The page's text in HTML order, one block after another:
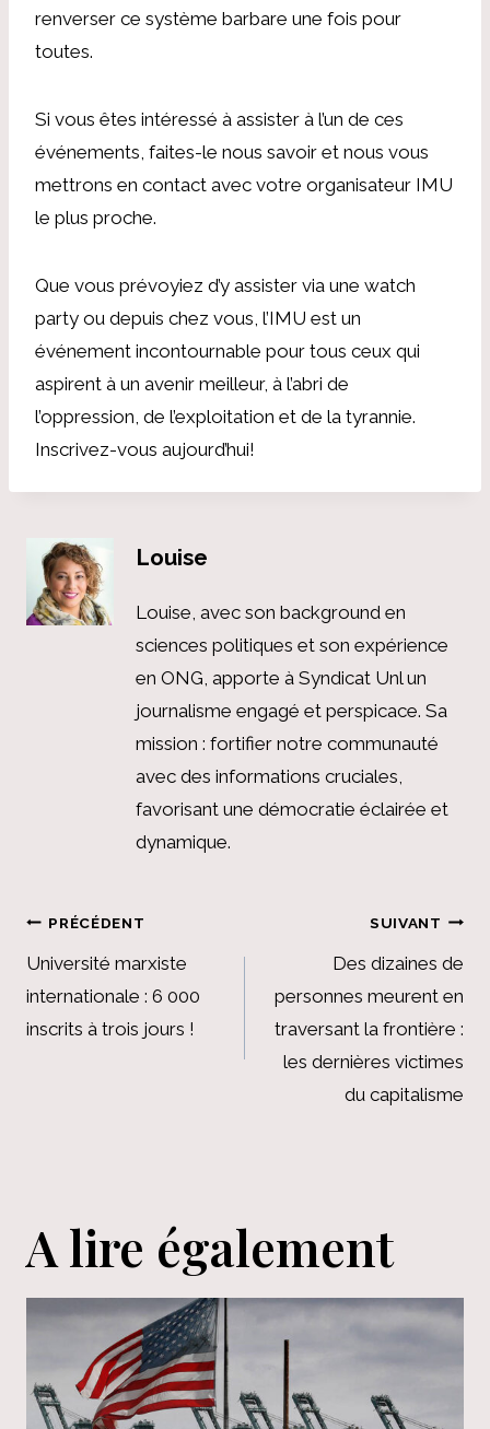
renverser ce système barbare une fois pour
toutes.
Si vous êtes intéressé à assister à l’un de ces
événements, faites-le nous savoir et nous vous
mettrons en contact avec votre organisateur IMU
le plus proche.
Que vous prévoyiez d’y assister via une watch
party ou depuis chez vous, l’IMU est un
événement incontournable pour tous ceux qui
aspirent à un avenir meilleur, à l’abri de
l’oppression, de l’exploitation et de la tyrannie.
Inscrivez-vous aujourd’hui!
Louise
Louise, avec son background en
sciences politiques et son expérience
en ONG, apporte à Syndicat Unl un
journalisme engagé et perspicace. Sa
mission : fortifier notre communauté
avec des informations cruciales,
favorisant une démocratie éclairée et
dynamique.
Navigation
de
l’article
PRÉCÉDENT
Université marxiste
internationale : 6 000
inscrits à trois jours !
SUIVANT
Des dizaines de
personnes meurent en
traversant la frontière :
les dernières victimes
du capitalisme
A lire également